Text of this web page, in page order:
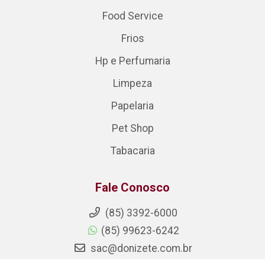
Food Service
Frios
Hp e Perfumaria
Limpeza
Papelaria
Pet Shop
Tabacaria
Fale Conosco
(85) 3392-6000
(85) 99623-6242
sac@donizete.com.br